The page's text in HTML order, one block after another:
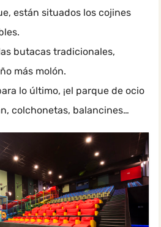
están situados los cojines
butacas tradicionales,
más molón.
lo último, ¡el parque de ocio
colchonetas, balancines…